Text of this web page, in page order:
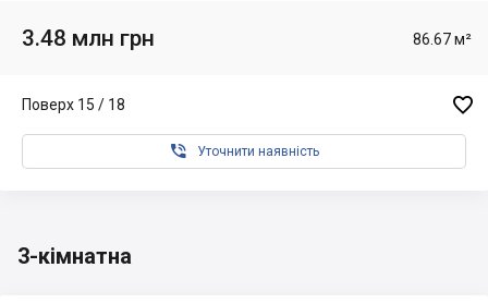
3.48 млн грн 86.67 м²
Поверх 15 / 18 
 Уточнити наявність
3-кімнатна